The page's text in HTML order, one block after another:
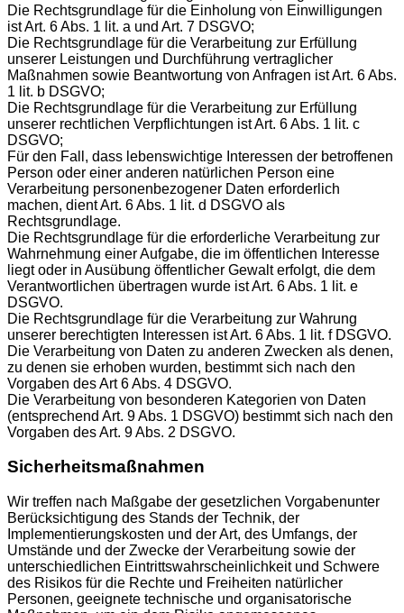
Die Rechtsgrundlage für die Einholung von Einwilligungen
ist Art. 6 Abs. 1 lit. a und Art. 7 DSGVO;
Die Rechtsgrundlage für die Verarbeitung zur Erfüllung
unserer Leistungen und Durchführung vertraglicher
Maßnahmen sowie Beantwortung von Anfragen ist Art. 6 Abs.
1 lit. b DSGVO;
Die Rechtsgrundlage für die Verarbeitung zur Erfüllung
unserer rechtlichen Verpflichtungen ist Art. 6 Abs. 1 lit. c
DSGVO;
Für den Fall, dass lebenswichtige Interessen der betroffenen
Person oder einer anderen natürlichen Person eine
Verarbeitung personenbezogener Daten erforderlich
machen, dient Art. 6 Abs. 1 lit. d DSGVO als
Rechtsgrundlage.
Die Rechtsgrundlage für die erforderliche Verarbeitung zur
Wahrnehmung einer Aufgabe, die im öffentlichen Interesse
liegt oder in Ausübung öffentlicher Gewalt erfolgt, die dem
Verantwortlichen übertragen wurde ist Art. 6 Abs. 1 lit. e
DSGVO.
Die Rechtsgrundlage für die Verarbeitung zur Wahrung
unserer berechtigten Interessen ist Art. 6 Abs. 1 lit. f DSGVO.
Die Verarbeitung von Daten zu anderen Zwecken als denen,
zu denen sie erhoben wurden, bestimmt sich nach den
Vorgaben des Art 6 Abs. 4 DSGVO.
Die Verarbeitung von besonderen Kategorien von Daten
(entsprechend Art. 9 Abs. 1 DSGVO) bestimmt sich nach den
Vorgaben des Art. 9 Abs. 2 DSGVO.
Sicherheitsmaßnahmen
Wir treffen nach Maßgabe der gesetzlichen Vorgabenunter
Berücksichtigung des Stands der Technik, der
Implementierungskosten und der Art, des Umfangs, der
Umstände und der Zwecke der Verarbeitung sowie der
unterschiedlichen Eintrittswahrscheinlichkeit und Schwere
des Risikos für die Rechte und Freiheiten natürlicher
Personen, geeignete technische und organisatorische